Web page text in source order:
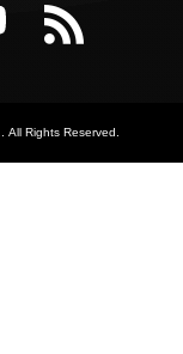
. All Rights Reserved.